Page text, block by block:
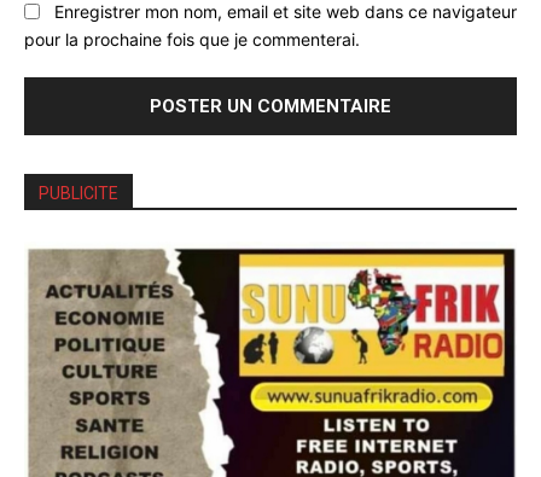
Enregistrer mon nom, email et site web dans ce navigateur
pour la prochaine fois que je commenterai.
PUBLICITE